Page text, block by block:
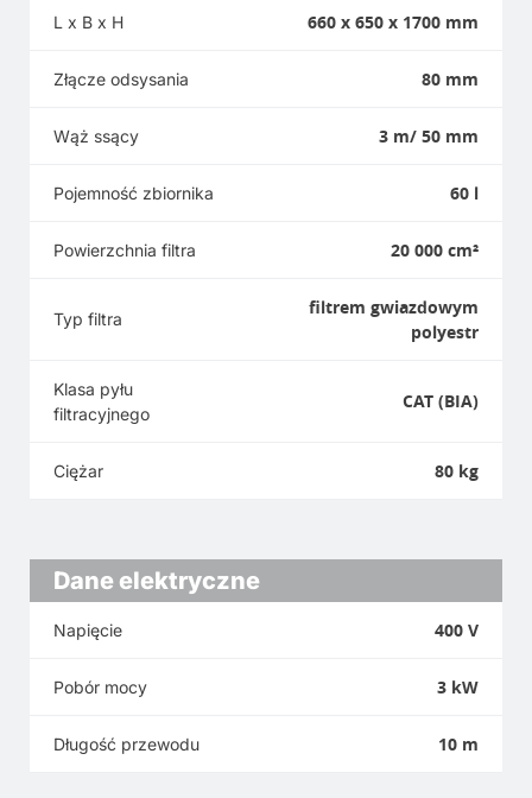
L x B x H 660 x 650 x 1700 mm
Złącze odsysania 80 mm
Wąż ssący 3 m/ 50 mm
Pojemność zbiornika 60 l
Powierzchnia filtra 20 000 cm²
Typ filtra
filtrem gwiazdowym
polyestr
Klasa pyłu
filtracyjnego
CAT (BIA)
Ciężar 80 kg
Dane elektryczne
Napięcie 400 V
Pobór mocy 3 kW
Długość przewodu 10 m